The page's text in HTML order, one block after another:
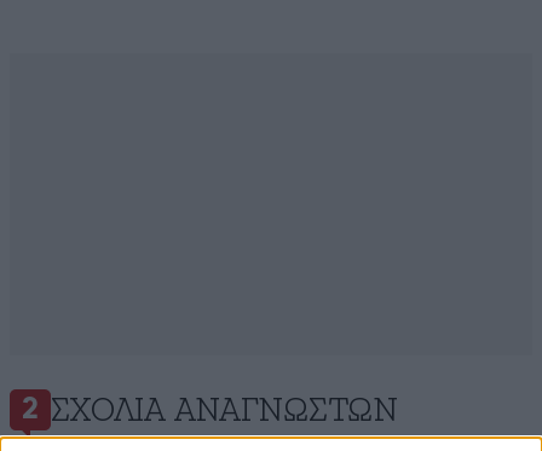
2 ΣΧΌΛΙΑ ΑΝΑΓΝΩΣΤΏΝ